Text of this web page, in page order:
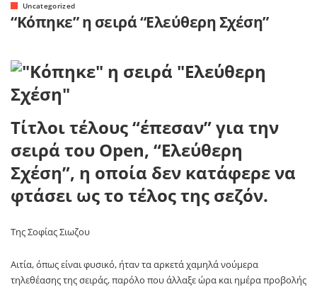
Uncategorized
“Κόπηκε” η σειρά “Ελεύθερη Σχέση”
Τίτλοι τέλους “έπεσαν” για την
σειρά του Open, “Ελεύθερη
Σχέση”, η οποία δεν κατάφερε να
φτάσει ως το τέλος της σεζόν.
Της Σοφίας Σιωζου
Αιτία, όπως είναι φυσικό, ήταν τα αρκετά χαμηλά νούμερα
τηλεθέασης της σειράς, παρόλο που άλλαξε ώρα και ημέρα προβολής